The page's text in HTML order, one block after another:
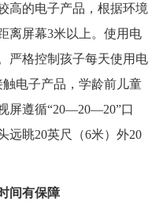
高的电子产品，根据环境
离屏幕3米以上。使用电
严格控制孩子每天使用电
电子产品，学龄前儿童
屏遵循“20—20—20”口
远眺20英尺（6米）外20
间有保障